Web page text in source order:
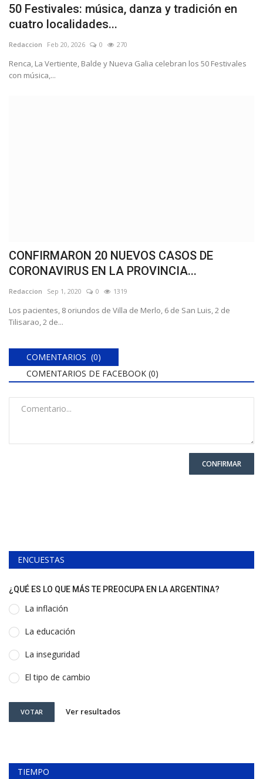
50 Festivales: música, danza y tradición en
cuatro localidades...
Redaccion Feb 20, 2026 0 270
Renca, La Vertiente, Balde y Nueva Galia celebran los 50 Festivales
con música,...
CONFIRMARON 20 NUEVOS CASOS DE
CORONAVIRUS EN LA PROVINCIA...
Redaccion Sep 1, 2020 0 1319
Los pacientes, 8 oriundos de Villa de Merlo, 6 de San Luis, 2 de
Tilisarao, 2 de...
COMENTARIOS (0)
COMENTARIOS DE FACEBOOK (0)
CONFIRMAR
ENCUESTAS
¿QUÉ ES LO QUE MÁS TE PREOCUPA EN LA ARGENTINA?
La inflación
La educación
La inseguridad
El tipo de cambio
VOTAR Ver resultados
TIEMPO